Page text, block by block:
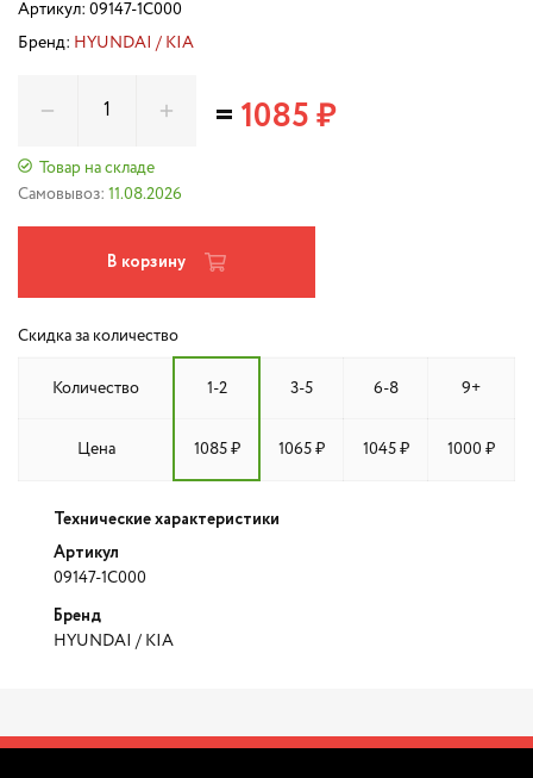
Артикул: 09147-1C000
Бренд: HYUNDAI / KIA
Товар на складе
Самовывоз: 11.08.2026
=1085 ₽
В корзину
Скидка за количество
Количество 1-2 3-5 6-8 9+
Цена 1085 ₽ 1065 ₽ 1045 ₽ 1000 ₽
Технические характеристики
Артикул
09147-1C000
Бренд
HYUNDAI / KIA